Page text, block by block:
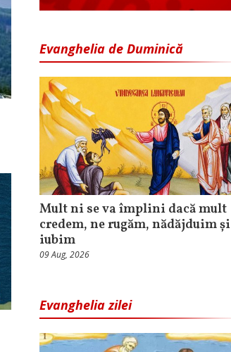
Evanghelia de Duminică
Mult ni se va împlini dacă mult
credem, ne rugăm, nădăjduim și
iubim
09 Aug, 2026
Evanghelia zilei